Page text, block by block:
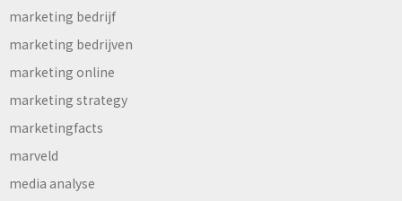
marketing bedrijf
marketing bedrijven
marketing online
marketing strategy
marketingfacts
marveld
media analyse